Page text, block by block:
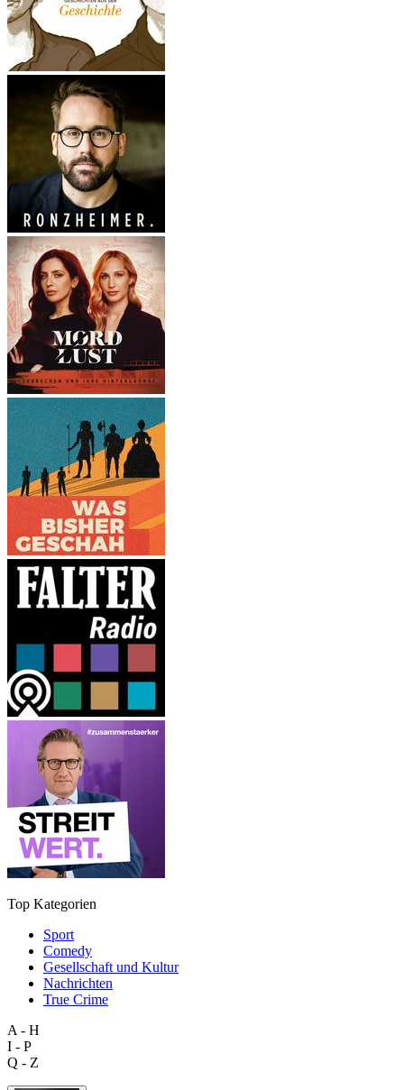
Top Kategorien
Sport
Comedy
Gesellschaft und Kultur
Nachrichten
True Crime
A - H
I - P
Q - Z